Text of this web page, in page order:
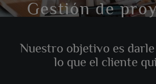
Gestión de
Nuestro objetivo es
lo que el cliente